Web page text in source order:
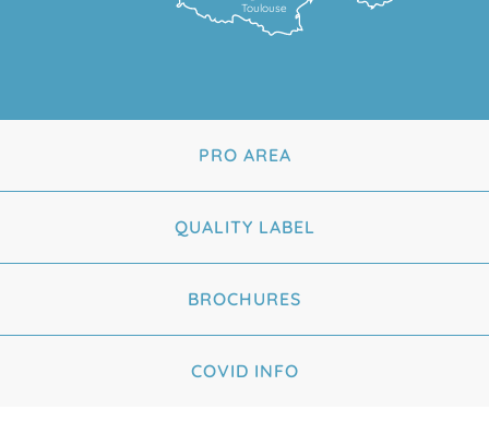
Toulouse
PRO AREA
QUALITY LABEL
BROCHURES
COVID INFO